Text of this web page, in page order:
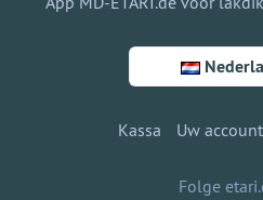
Kassa Uw account
Folge